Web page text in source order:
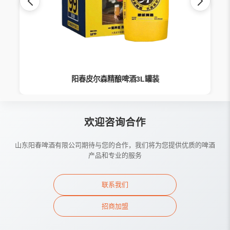
阳春皮尔森精酿啤酒3L罐装
欢迎咨询合作
山东阳春啤酒有限公司期待与您的合作，我们将为您提供优质的啤酒
产品和专业的服务
联系我们
招商加盟